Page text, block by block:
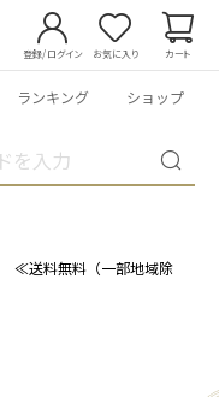
登録/ログイン お気に入り カート
ランキング ショップ
≪送料無料（一部地域除